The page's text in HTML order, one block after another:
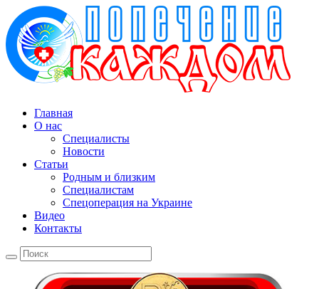
Главная
О нас
Специалисты
Новости
Статьи
Родным и близким
Специалистам
Спецоперация на Украине
Видео
Контакты